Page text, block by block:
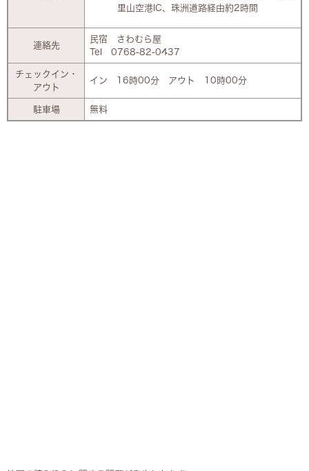
里山空港IC、珠洲道路経由約2時間
連絡先
民宿 さわむら屋
Tel 0768-82-0437
チェックイン・
アウト
イン 16時00分 アウト 10時00分
駐車場 無料